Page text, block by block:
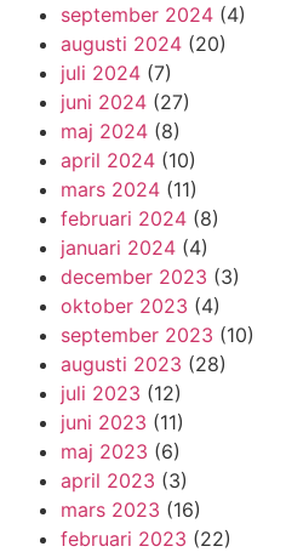
september 2024 (4)
augusti 2024 (20)
juli 2024 (7)
juni 2024 (27)
maj 2024 (8)
april 2024 (10)
mars 2024 (11)
februari 2024 (8)
januari 2024 (4)
december 2023 (3)
oktober 2023 (4)
september 2023 (10)
augusti 2023 (28)
juli 2023 (12)
juni 2023 (11)
maj 2023 (6)
april 2023 (3)
mars 2023 (16)
februari 2023 (22)